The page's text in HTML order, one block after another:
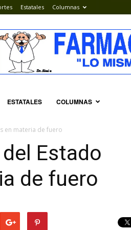
Estatales Columnas
ESTATALES COLUMNAS
en materia de fuero
Estado
de fuero